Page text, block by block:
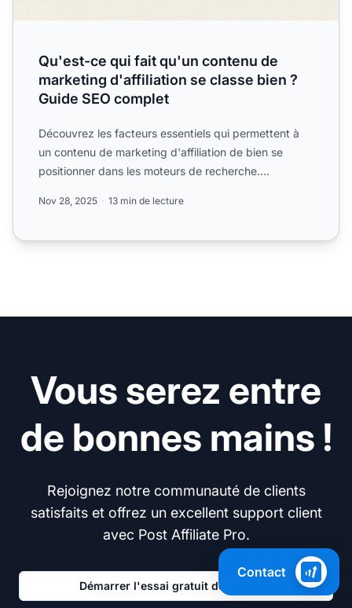
Qu'est-ce qui fait qu'un contenu de
marketing d'affiliation se classe bien ?
Guide SEO complet
Découvrez les facteurs essentiels qui permettent à
un contenu de marketing d'affiliation de bien se
positionner dans les moteurs de recherche.
Nov 28, 2025 13 min de lecture
Vous serez entre
de bonnes mains !
Rejoignez notre communauté de clients
satisfaits et offrez un excellent support client
avec Post Affiliate Pro.
Démarrer l'essai gratuit de 30 jours
Contact